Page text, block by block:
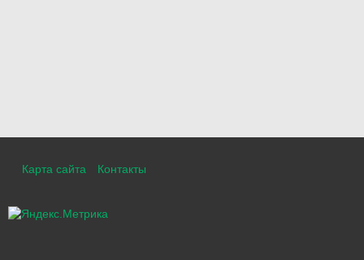
Карта сайта Контакты